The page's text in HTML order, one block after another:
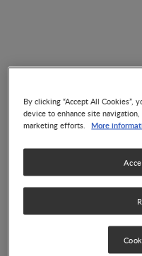
By clicking “Accept All Cookies”,
device to enhance site
marketing efforts.
More